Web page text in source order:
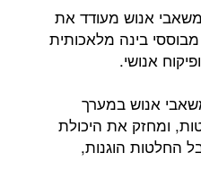
אנוש מעודד את
בינה מלאכותית
אנושי.
אנוש במערך
ומחזק את היכולת
החלטות הוגנות,